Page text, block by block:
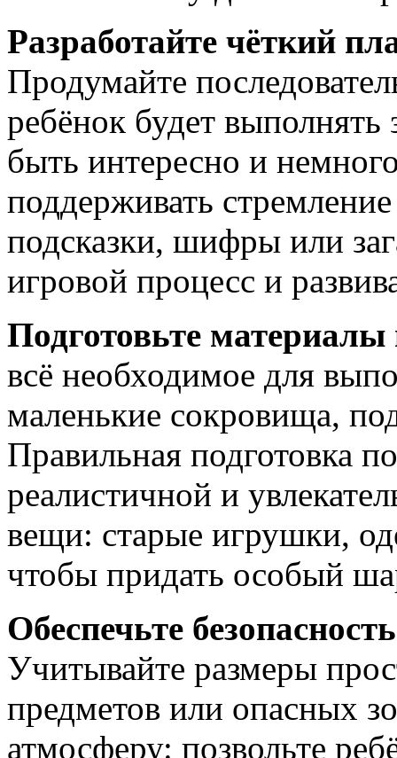
Разработайте чёткий
Продумайте
ребёнок будет
быть интересно и
поддерживать
подсказки, шифры или
игровой процесс и
Подготовьте материалы
всё необходимое для
маленькие сокровища,
Правильная подготовка
реалистичной и
вещи: старые игрушки,
чтобы придать особый
Обеспечьте
Учитывайте размеры
предметов или опасных
атмосферу: позвольте